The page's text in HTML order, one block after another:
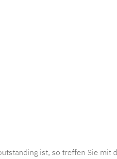
ist, so treffen Sie